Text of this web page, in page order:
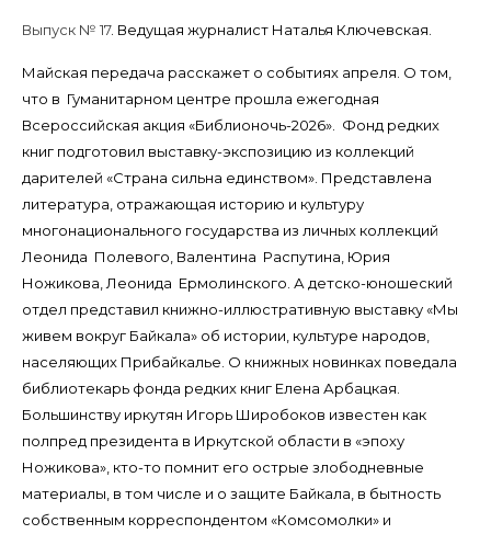
Выпуск № 17. Ведущая журналист Наталья Ключевская.
Майская передача расскажет о событиях апреля. О том,
что в Гуманитарном центре прошла ежегодная
Всероссийская акция «Библионочь-2026». Фонд редких
книг подготовил выставку-экспозицию из коллекций
дарителей «Страна сильна единством». Представлена
литература, отражающая историю и культуру
многонационального государства из личных коллекций
Леонида Полевого, Валентина Распутина, Юрия
Ножикова, Леонида Ермолинского. А детско-юношеский
отдел представил книжно-иллюстративную выставку «Мы
живем вокруг Байкала» об истории, культуре народов,
населяющих Прибайкалье. О книжных новинках поведала
библиотекарь фонда редких книг Елена Арбацкая.
Большинству иркутян Игорь Широбоков известен как
полпред президента в Иркутской области в «эпоху
Ножикова», кто-то помнит его острые злободневные
материалы, в том числе и о защите Байкала, в бытность
собственным корреспондентом «Комсомолки» и